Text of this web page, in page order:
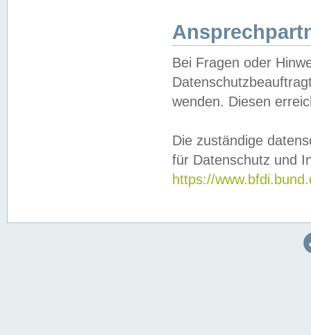
Bei Fragen oder
wenden. Diesen
Die zuständige
für Datenschutz und
https://